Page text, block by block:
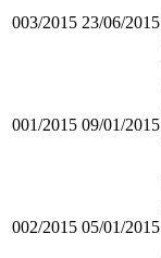
003/2015 23/06/2015
001/2015 09/01/2015
002/2015 05/01/2015